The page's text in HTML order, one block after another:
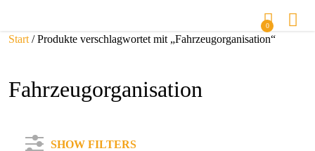
0
Start / Produkte verschlagwortet mit „Fahrzeugorganisation“
Fahrzeugorganisation
SHOW FILTERS